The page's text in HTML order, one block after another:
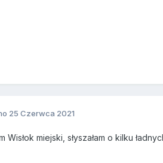
25 Czerwca 2021
Wisłok miejski, słyszałam o kilku